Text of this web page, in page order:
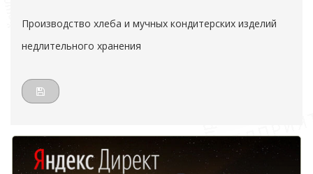
Производство хлеба и мучных кондитерских изделий
недлительного хранения